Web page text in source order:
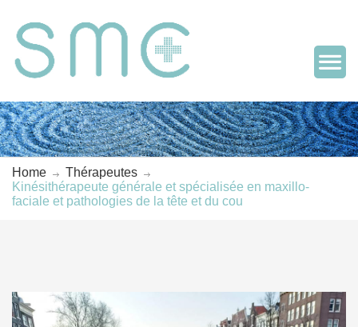
Home
Thérapeutes
Kinésithérapeute générale et spécialisée en maxillo-
faciale et pathologies de la tête et du cou